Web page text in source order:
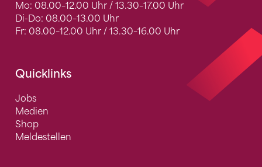
Mo: 08.00–12.00 Uhr / 13.30–17.00 Uhr
Di-Do: 08.00–13.00 Uhr
Fr: 08.00–12.00 Uhr / 13.30–16.00 Uhr
Quicklinks
Jobs
Medien
Shop
Meldestellen